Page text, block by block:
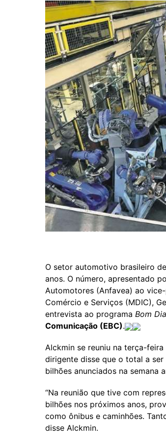
O setor automotivo brasileiro
anos. O número, apresentado
Automotores (Anfavea) ao
Comércio e Serviços (MDIC),
entrevista ao programa Bom
Comunicação (EBC).
Alckmin se reuniu na terça-
dirigente disse que o total a
bilhões anunciados na semana
“Na reunião que tive com
bilhões nos próximos anos,
como ônibus e caminhões.
disse Alckmin.